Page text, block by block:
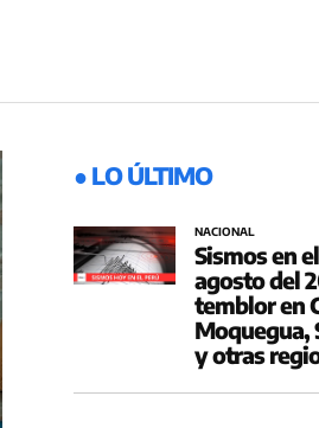
● LO ÚLTIMO
NACIONAL
Sismos en
agosto del
temblor en
Moquegua,
y otras